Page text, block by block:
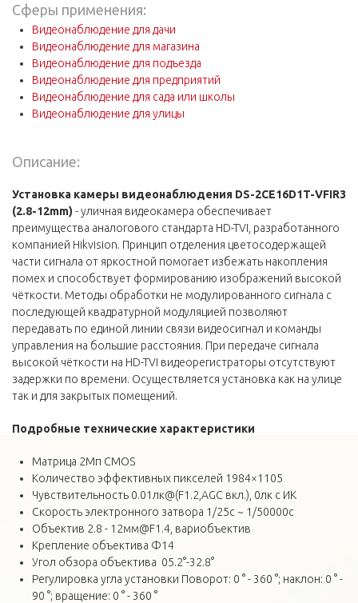
Сферы применения:
Видеонаблюдение для дачи
Видеонаблюдение для магазина
Видеонаблюдение для подъезда
Видеонаблюдение для предприятий
Видеонаблюдение для сада или школы
Видеонаблюдение для улицы
Описание:
Установка камеры видеонаблюдения DS-2CE16D1T-VFIR3
(2.8-12mm) - уличная видеокамера обеспечивает
преимущества аналогового стандарта HD-TVI, разработанного
компанией Hikvision. Принцип отделения цветосодержащей
части сигнала от яркостной помогает избежать накопления
помех и способствует формированию изображений высокой
чёткости. Методы обработки не модулированного сигнала с
последующей квадратурной модуляцией позволяют
передавать по единой линии связи видеосигнал и команды
управления на большие расстояния. При передаче сигнала
высокой чёткости на HD-TVI видеорегистраторы отсутствуют
задержки по времени. Осуществляется установка как на улице
так и для закрытых помещений.
Подробные технические характеристики
Матрица 2Мп CMOS
Количество эффективных пикселей 1984×1105
Чувствительность 0.01лк@(F1.2,AGC вкл.), 0лк с ИК
Скорость электронного затвора 1/25с ~ 1/50000с
Объектив 2.8 - 12мм@F1.4, вариобъектив
Крепление объектива Φ14
Угол обзора объектива 05.2°-32.8°
Регулировка угла установки Поворот: 0 ° - 360 °; наклон: 0 ° -
90 °; вращение: 0 ° - 360 °